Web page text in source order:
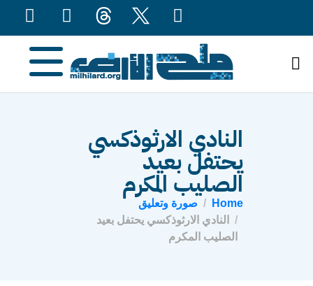
النادي الارثوذكسي
يحتفل بعيد
الصليب المكرم
Home
صورة وتعليق
النادي الارثوذكسي يحتفل بعيد
الصليب المكرم